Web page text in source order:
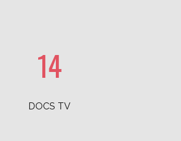
14
DOCS TV